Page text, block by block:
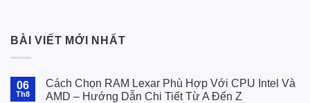
BÀI VIẾT MỚI NHẤT
06
Th8
Cách Chọn RAM Lexar Phù Hợp Với CPU Intel Và
AMD – Hướng Dẫn Chi Tiết Từ A Đến Z